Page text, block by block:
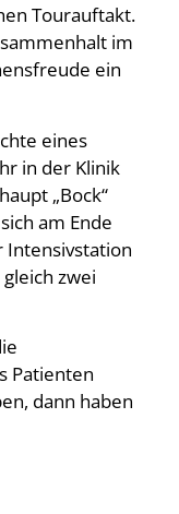
Tourauftakt.
im
ein
eines
in der Klinik
„Bock“
am Ende
Intensivstation
zwei
Patienten
dann haben